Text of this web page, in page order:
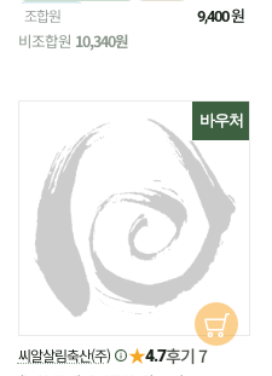
냉장
조합원 9,400원
비조합원 10,340원
바우처
씨알살림축산(주) ★4.7후기 7